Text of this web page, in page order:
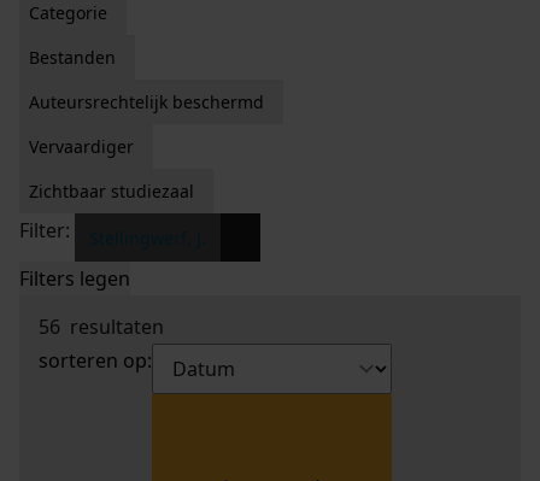
Categorie
Bestanden
Auteursrechtelijk beschermd
Vervaardiger
Zichtbaar studiezaal
Filter:
Filters legen
56 resultaten
sorteren op: